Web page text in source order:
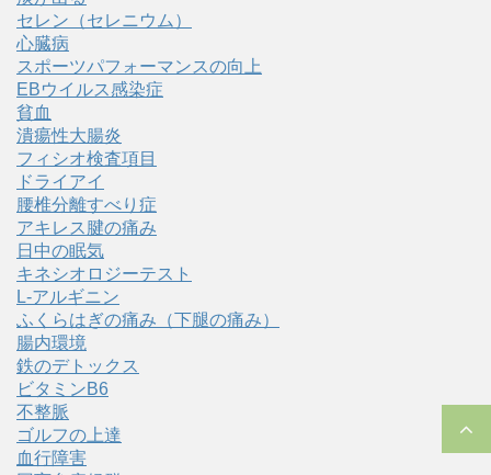
セレン（セレニウム）
心臓病
スポーツパフォーマンスの向上
EBウイルス感染症
貧血
潰瘍性大腸炎
フィシオ検査項目
ドライアイ
腰椎分離すべり症
アキレス腱の痛み
日中の眠気
キネシオロジーテスト
L-アルギニン
ふくらはぎの痛み（下腿の痛み）
腸内環境
鉄のデトックス
ビタミンB6
不整脈
ゴルフの上達
血行障害